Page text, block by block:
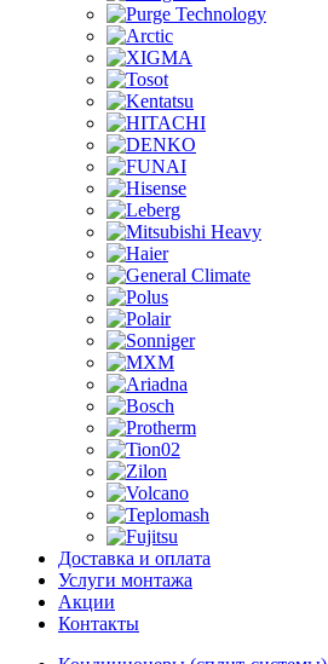
Доставка и оплата
Услуги монтажа
Акции
Контакты